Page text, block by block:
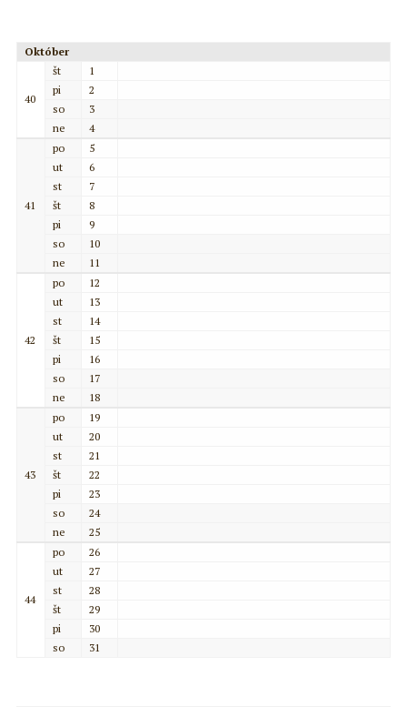
Október
40
št
1
pi
2
so
3
ne
4
41
po
5
ut
6
st
7
št
8
pi
9
so
10
ne
11
42
po
12
ut
13
st
14
št
15
pi
16
so
17
ne
18
43
po
19
ut
20
st
21
št
22
pi
23
so
24
ne
25
44
po
26
ut
27
st
28
št
29
pi
30
so
31